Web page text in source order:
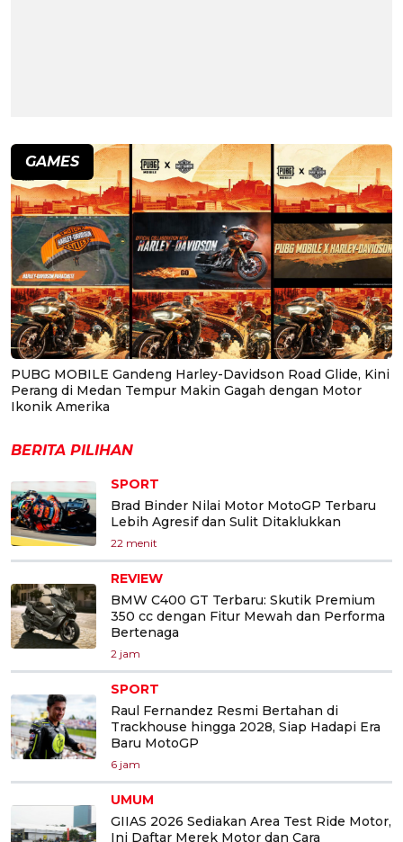
GAMES
PUBG MOBILE Gandeng Harley-Davidson Road Glide, Kini
Perang di Medan Tempur Makin Gagah dengan Motor
Ikonik Amerika
BERITA PILIHAN
SPORT
Brad Binder Nilai Motor MotoGP Terbaru
Lebih Agresif dan Sulit Ditaklukkan
22 menit
REVIEW
BMW C400 GT Terbaru: Skutik Premium
350 cc dengan Fitur Mewah dan Performa
Bertenaga
2 jam
SPORT
Raul Fernandez Resmi Bertahan di
Trackhouse hingga 2028, Siap Hadapi Era
Baru MotoGP
6 jam
UMUM
GIIAS 2026 Sediakan Area Test Ride Motor,
Ini Daftar Merek Motor dan Cara